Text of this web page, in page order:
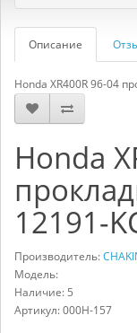
Описание
Honda XR400R 96-04
Honda
12191-
Производитель:
Модель:
Наличие: 5
Артикул:000H-157